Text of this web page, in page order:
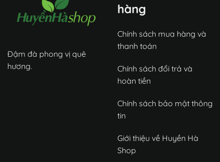
Đậm đà phong vị quê
hương.
hàng
Chính sách mua hàng và
thanh toán
Chính sách đổi trả và
hoàn tiền
Chính sách bảo mật thông
tin
Giới thiệu về Huyền Hà
Shop